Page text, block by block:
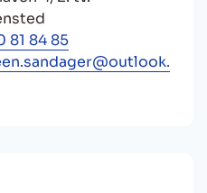
81 84 85